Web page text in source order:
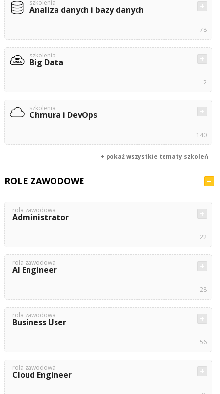
szkolenia
Analiza danych i bazy danych
78
szkolenia
Big Data
2
szkolenia
Chmura i DevOps
140
+ pokaż wszystkie tematy szkoleń
ROLE ZAWODOWE
rola zawodowa
Administrator
22
rola zawodowa
AI Engineer
28
rola zawodowa
Business User
56
rola zawodowa
Cloud Engineer